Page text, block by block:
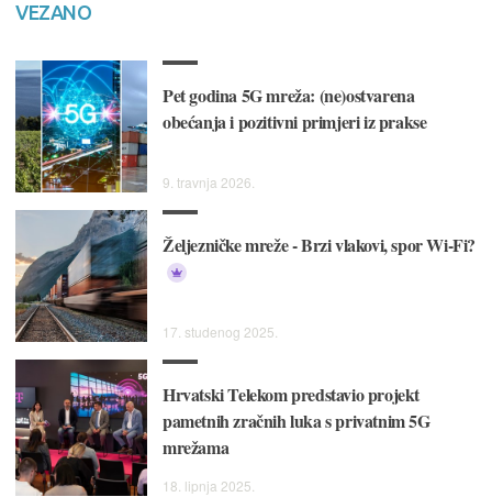
VEZANO
Pet godina 5G mreža: (ne)ostvarena
obećanja i pozitivni primjeri iz prakse
9. travnja 2026.
Željezničke mreže - Brzi vlakovi, spor Wi-Fi?
17. studenog 2025.
Hrvatski Telekom predstavio projekt
pametnih zračnih luka s privatnim 5G
mrežama
18. lipnja 2025.